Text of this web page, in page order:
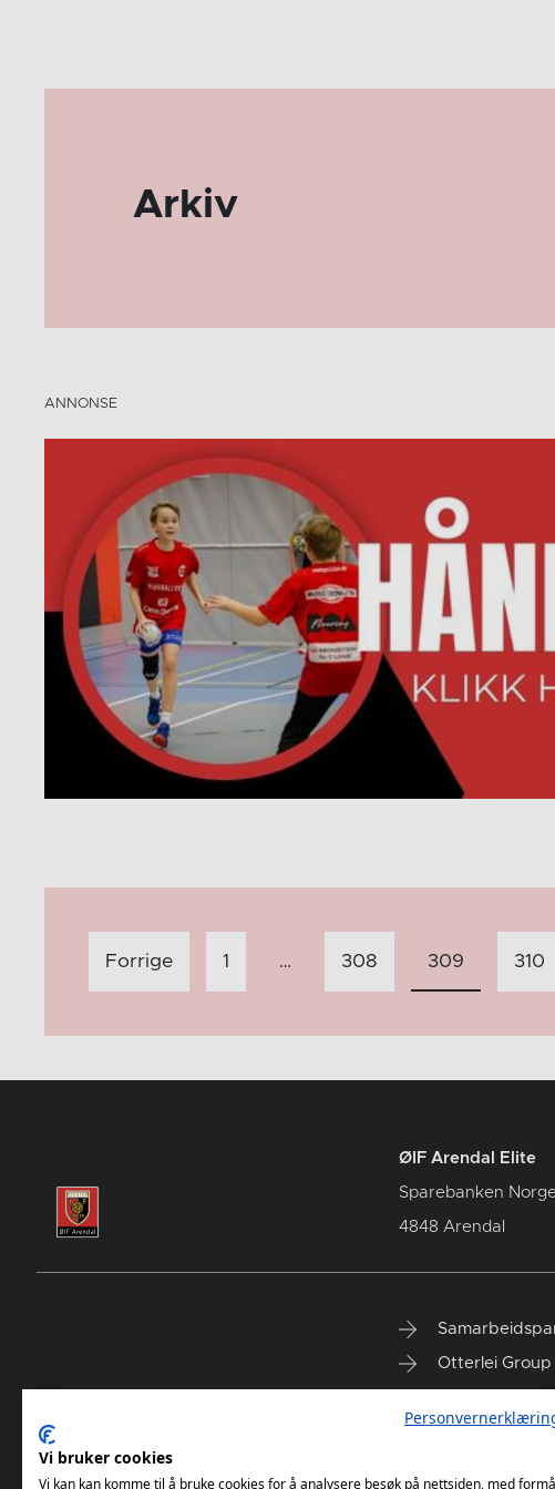
Arkiv
Innleggnavigasjon
Forrige 1 … 308 309 310
ØIF Arendal Elite
Sparebanken
4848 Arendal
Otterlei Group
Sparebanken
Vi bruker cookies
Vi kan kan komme til å bruke cookies for å analysere besøk på nettsiden, med